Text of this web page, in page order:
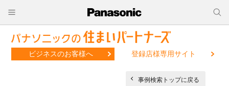
ビジネスのお客様へ 登録店様専用サイト
事例検索トップに戻る